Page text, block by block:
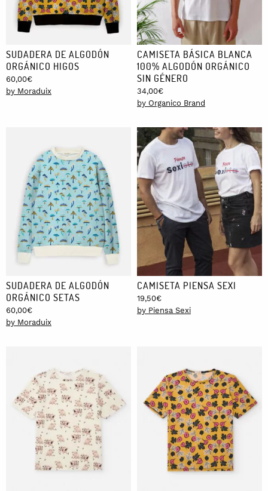
SUDADERA DE ALGODÓN
ORGÁNICO HIGOS
60,00€
by Moraduix
CAMISETA BÁSICA BLANCA
100% ALGODÓN ORGÁNICO
SIN GÉNERO
34,00€
by Organico Brand
SUDADERA DE ALGODÓN
ORGÁNICO SETAS
60,00€
by Moraduix
CAMISETA PIENSA SEXI
19,50€
by Piensa Sexi